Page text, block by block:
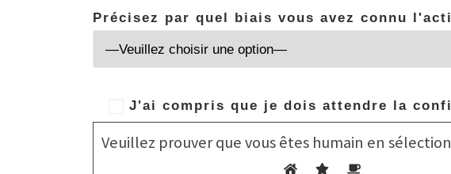
Précisez par quel biais vous avez connu
J'ai compris que je dois attendre la
Veuillez prouver que vous êtes humain en